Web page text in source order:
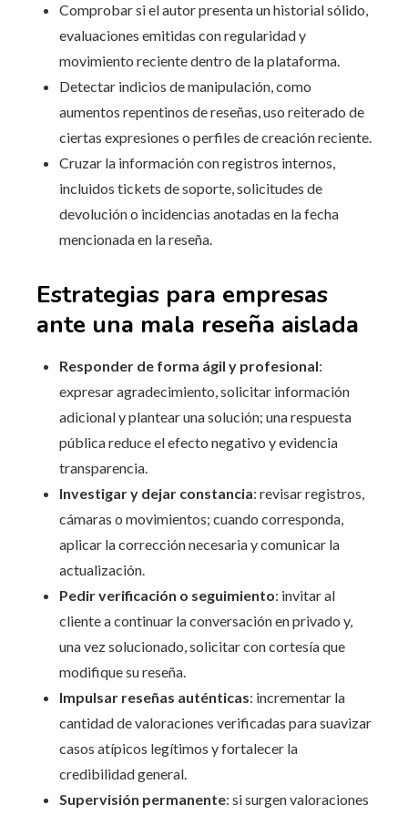
Comprobar si el autor presenta un historial sólido,
evaluaciones emitidas con regularidad y
movimiento reciente dentro de la plataforma.
Detectar indicios de manipulación, como
aumentos repentinos de reseñas, uso reiterado de
ciertas expresiones o perfiles de creación reciente.
Cruzar la información con registros internos,
incluidos tickets de soporte, solicitudes de
devolución o incidencias anotadas en la fecha
mencionada en la reseña.
Estrategias para empresas
ante una mala reseña aislada
Responder de forma ágil y profesional:
expresar agradecimiento, solicitar información
adicional y plantear una solución; una respuesta
pública reduce el efecto negativo y evidencia
transparencia.
Investigar y dejar constancia: revisar registros,
cámaras o movimientos; cuando corresponda,
aplicar la corrección necesaria y comunicar la
actualización.
Pedir verificación o seguimiento: invitar al
cliente a continuar la conversación en privado y,
una vez solucionado, solicitar con cortesía que
modifique su reseña.
Impulsar reseñas auténticas: incrementar la
cantidad de valoraciones verificadas para suavizar
casos atípicos legítimos y fortalecer la
credibilidad general.
Supervisión permanente: si surgen valoraciones